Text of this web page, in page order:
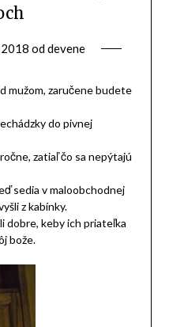
2018 oddevene
mužom, zaručene budete
do pivnej
zatiaľ čo sa nepýtajú
sedia v maloobchodnej
z kabínky.
dobre, keby ich priateľka
bože.